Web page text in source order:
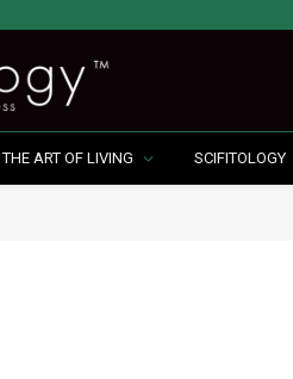
THE ART OF LIVING SCIFITOLOGY